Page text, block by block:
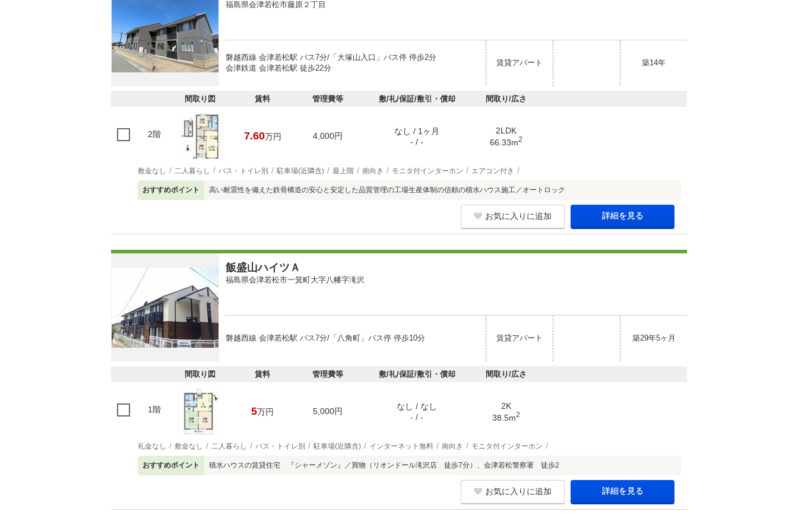
福島県会津若松市藤原２丁目
磐越西線 会津若松駅 バス7分/「大塚山入口」バス停 停歩2分
会津鉄道 会津若松駅 徒歩22分
賃貸アパート 築14年
間取り図 賃料 管理費等 敷/礼/保証/敷引・償却 間取り/広さ
2階 7.60万円 4,000円
なし / 1ヶ月
- / -
2LDK
66.33m2
敷金なし 二人暮らし バス・トイレ別 駐車場(近隣含) 最上階 南向き モニタ付インターホン エアコン付き
おすすめポイント 高い耐震性を備えた鉄骨構造の安心と安定した品質管理の工場生産体制の信頼の積水ハウス施工／オートロック
お気に入りに追加 詳細を見る
飯盛山ハイツＡ
福島県会津若松市一箕町大字八幡字滝沢
磐越西線 会津若松駅 バス7分/「八角町」バス停 停歩10分 賃貸アパート 築29年5ヶ月
間取り図 賃料 管理費等 敷/礼/保証/敷引・償却 間取り/広さ
1階 5万円 5,000円
なし / なし
- / -
2K
38.5m2
礼金なし 敷金なし 二人暮らし バス・トイレ別 駐車場(近隣含) インターネット無料 南向き モニタ付インターホン
おすすめポイント 積水ハウスの賃貸住宅 『シャーメゾン』／買物（リオンドール滝沢店 徒歩7分）、会津若松警察署 徒歩2
お気に入りに追加 詳細を見る